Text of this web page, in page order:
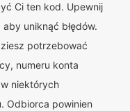
Ci ten kod. Upewnij
uniknąć błędów.
potrzebować
numeru konta
niektórych
Odbiorca powinien